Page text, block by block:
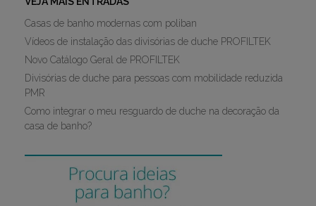
Casas de banho modernas com poliban
Vídeos de instalação das divisórias de duche PROFILTEK
Novo Catálogo Geral de PROFILTEK
Divisórias de duche para pessoas com mobilidade reduzida
PMR
Como integrar o meu resguardo de duche na decoração da
casa de banho?